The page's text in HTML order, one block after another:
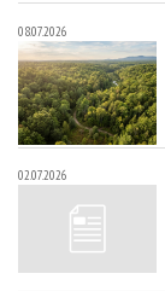
08.07.2026
02.07.2026